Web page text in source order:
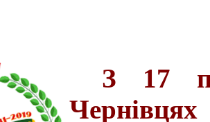
З 17